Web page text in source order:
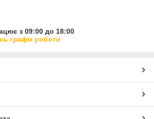
з 09:00 до 18:00
графік роботи